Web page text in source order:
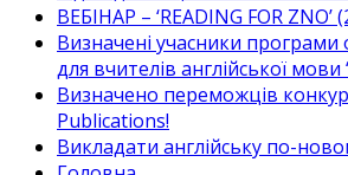
ВЕБІНАР – ‘READING FOR ZNO’
Визначені учасники програми
для вчителів англійської мови
Визначено переможців
Publications!
Викладати англійську по-